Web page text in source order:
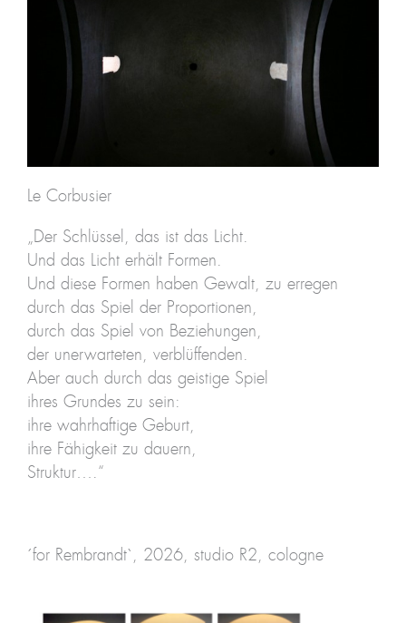
Le Corbusier
„Der Schlüssel, das ist das Licht.
Und das Licht erhält Formen.
Und diese Formen haben Gewalt, zu erregen
durch das Spiel der Proportionen,
durch das Spiel von Beziehungen,
der unerwarteten, verblüffenden.
Aber auch durch das geistige Spiel
ihres Grundes zu sein:
ihre wahrhaftige Geburt,
ihre Fähigkeit zu dauern,
Struktur….“
´for Rembrandt`, 2026, studio R2, cologne